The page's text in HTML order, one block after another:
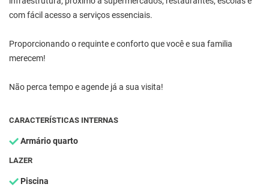
com fácil acesso a serviços essenciais.
Proporcionando o requinte e conforto que você e sua familia
merecem!
Não perca tempo e agende já a sua visita!
CARACTERÍSTICAS INTERNAS
Armário quarto
LAZER
Piscina